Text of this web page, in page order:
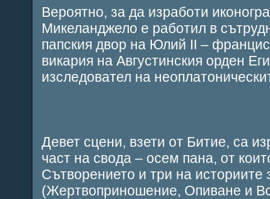
Вероятно, за да изработи
Микеланджело е работил в
папския двор на Юлий II –
викария на Августинския орден
изследовател на
Девет сцени, взети от Битие, са
част на свода – осем пана, от
Сътворението и три на историите
(Жертвоприношение, Опиване и